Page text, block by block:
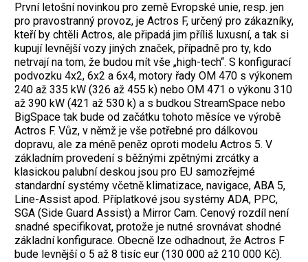
První letošní novinkou pro země Evropské unie, resp. jen
pro pravostranný provoz, je Actros F, určený pro zákazníky,
kteří by chtěli Actros, ale připadá jim příliš luxusní, a tak si
kupují levnější vozy jiných značek, případně pro ty, kdo
netrvají na tom, že budou mít vše „high-tech“. S konfigurací
podvozku 4x2, 6x2 a 6x4, motory řady OM 470 s výkonem
240 až 335 kW (326 až 455 k) nebo OM 471 o výkonu 310
až 390 kW (421 až 530 k) a s budkou StreamSpace nebo
BigSpace tak bude od začátku tohoto měsíce ve výrobě
Actros F. Vůz, v němž je vše potřebné pro dálkovou
dopravu, ale za méně peněz oproti modelu Actros 5. V
základním provedení s běžnými zpětnými zrcátky a
klasickou palubní deskou jsou pro EU samozřejmé
standardní systémy včetně klimatizace, navigace, ABA 5,
Line-Assist apod. Příplatkové jsou systémy ADA, PPC,
SGA (Side Guard Assist) a Mirror Cam. Cenový rozdíl není
snadné specifikovat, protože je nutné srovnávat shodné
základní konfigurace. Obecně lze odhadnout, že Actros F
bude levnější o 5 až 8 tisíc eur (130 000 až 210 000 Kč).